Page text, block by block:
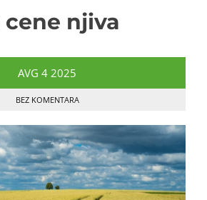
cene njiva
AVG 4 2025
BEZ KOMENTARA